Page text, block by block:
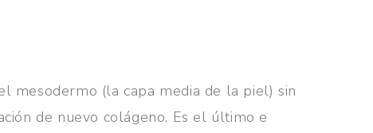
mesodermo (la capa media de la piel) sin
de nuevo colágeno. Es el último e